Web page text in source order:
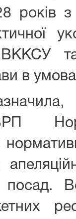
років з
ВККСУ
в